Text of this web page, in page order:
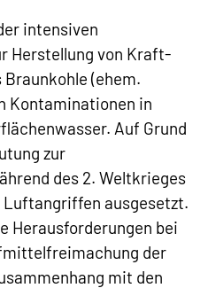
intensiven
Herstellung von Kraft-
(ehem.
Kontaminationen in
Auf Grund
zur
des 2. Weltkrieges
Luftangriffen ausgesetzt.
Herausforderungen bei
der
mit den